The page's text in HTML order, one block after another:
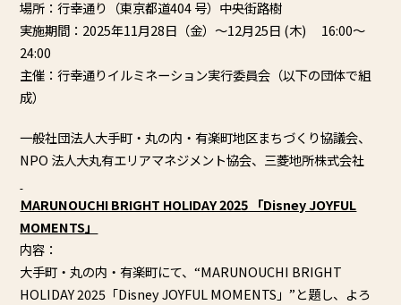
場所：行幸通り（東京都道404 号）中央街路樹
実施期間：2025年11月28日（金）～12月25日 (木) 16:00～
24:00
主催：行幸通りイルミネーション実行委員会（以下の団体で組
成）
一般社団法人大手町・丸の内・有楽町地区まちづくり協議会、
NPO 法人大丸有エリアマネジメント協会、三菱地所株式会社
ＭARUNOUCHI BRIGHT HOLIDAY 2025 「Disney JOYFUL
MOMENTS」
内容：
大手町・丸の内・有楽町にて、“MARUNOUCHI BRIGHT
HOLIDAY 2025「Disney JOYFUL MOMENTS」”と題し、よろ